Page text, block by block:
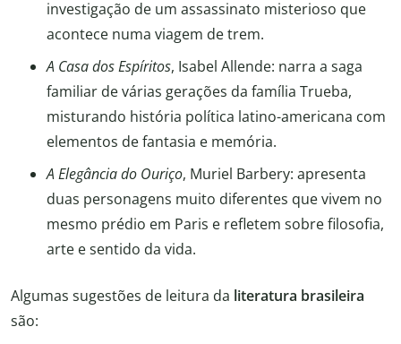
investigação de um assassinato misterioso que
acontece numa viagem de trem.
A Casa dos Espíritos, Isabel Allende: narra a saga
familiar de várias gerações da família Trueba,
misturando história política latino-americana com
elementos de fantasia e memória.
A Elegância do Ouriço, Muriel Barbery: apresenta
duas personagens muito diferentes que vivem no
mesmo prédio em Paris e refletem sobre filosofia,
arte e sentido da vida.
Algumas sugestões de leitura da literatura brasileira
são: